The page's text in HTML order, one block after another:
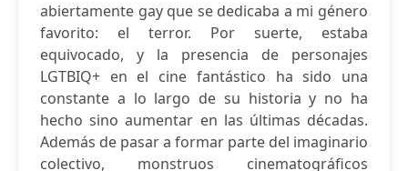
abiertamente gay que se dedicaba a mi género
favorito: el terror. Por suerte, estaba
equivocado, y la presencia de personajes
LGTBIQ+ en el cine fantástico ha sido una
constante a lo largo de su historia y no ha
hecho sino aumentar en las últimas décadas.
Además de pasar a formar parte del imaginario
colectivo, monstruos cinematográficos